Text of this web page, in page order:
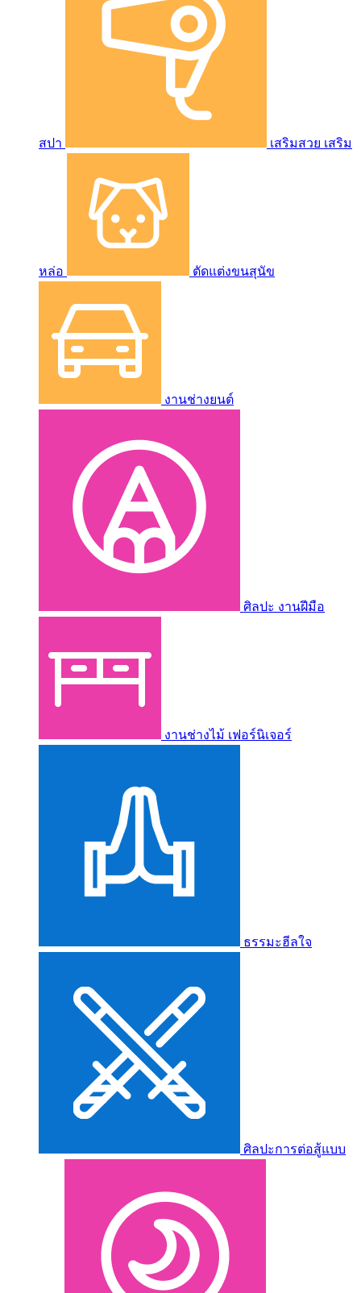
สปา เสริมสวย เสริม
หล่อ ตัดแต่งขนสุนัข
งานช่างยนต์
ศิลปะ งานฝีมือ
งานช่างไม้ เฟอร์นิเจอร์
ธรรมะฮีลใจ
ศิลปะการต่อสู้แบบ